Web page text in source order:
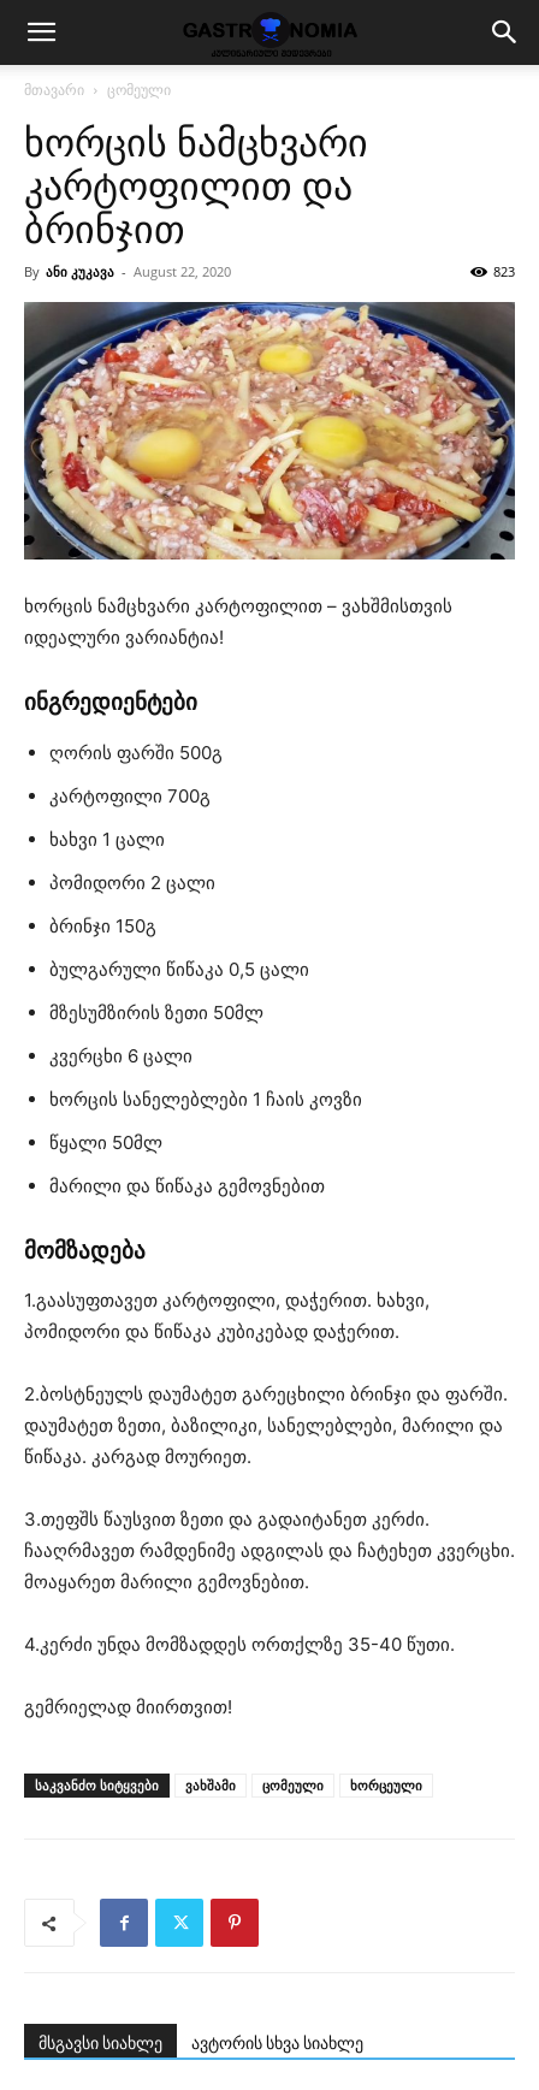
მთავარი ცომეული
ხორცის ნამცხვარი
კარტოფილით და
ბრინჯით
By ანი კუკავა - August 22, 2020 823
ხორცის ნამცხვარი კარტოფილით – ვახშმისთვის
იდეალური ვარიანტია!
ინგრედიენტები
ღორის ფარში 500გ
კარტოფილი 700გ
ხახვი 1 ცალი
პომიდორი 2 ცალი
ბრინჯი 150გ
ბულგარული წიწაკა 0,5 ცალი
მზესუმზირის ზეთი 50მლ
კვერცხი 6 ცალი
ხორცის სანელებლები 1 ჩაის კოვზი
წყალი 50მლ
მარილი და წიწაკა გემოვნებით
მომზადება
1.გაასუფთავეთ კარტოფილი, დაჭერით. ხახვი,
პომიდორი და წიწაკა კუბიკებად დაჭერით.
2.ბოსტნეულს დაუმატეთ გარეცხილი ბრინჯი და ფარში.
დაუმატეთ ზეთი, ბაზილიკი, სანელებლები, მარილი და
წიწაკა. კარგად მოურიეთ.
3.თეფშს წაუსვით ზეთი და გადაიტანეთ კერძი.
ჩააღრმავეთ რამდენიმე ადგილას და ჩატეხეთ კვერცხი.
მოაყარეთ მარილი გემოვნებით.
4.კერძი უნდა მომზადდეს ორთქლზე 35-40 წუთი.
გემრიელად მიირთვით!
ᲡᲐᲙᲕᲐᲜᲫᲝ ᲡᲘᲢᲧᲕᲔᲑᲘ ვახშამი ცომეული ხორცეული
მსგავსი სიახლე ავტორის სხვა სიახლე